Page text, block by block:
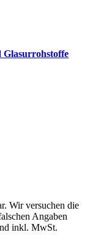
Glasurrohstoffe
Wir versuchen die
Angaben
inkl. MwSt.